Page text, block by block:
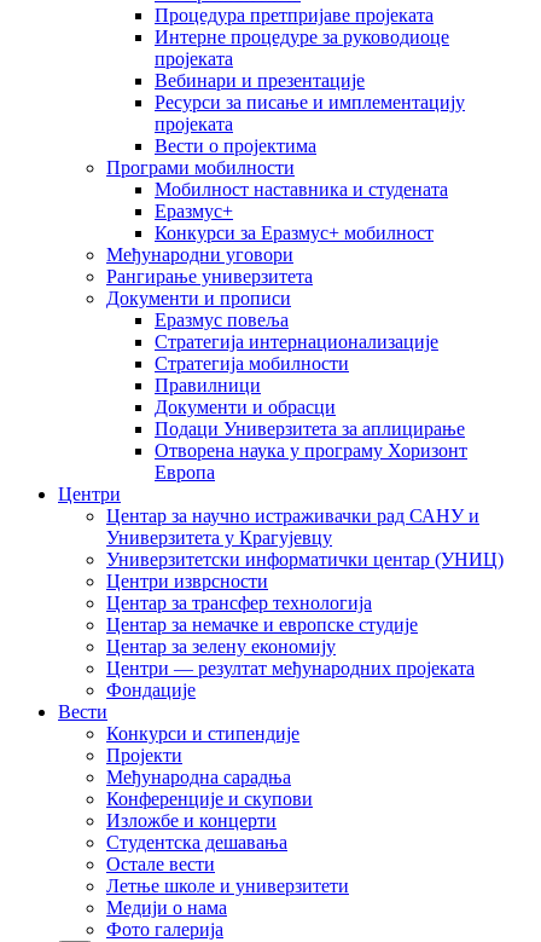
Процедура претпријаве пројеката
Интерне процедуре за руководиоце
пројеката
Вебинари и презентације
Ресурси за писање и имплементацију
пројеката
Вести о пројектима
Програми мобилности
Мобилност наставника и студената
Еразмус+
Конкурси за Еразмус+ мобилност
Међународни уговори
Рангирање универзитета
Документи и прописи
Еразмус повеља
Стратегија интернационализације
Стратегија мобилности
Правилници
Документи и обрасци
Подаци Универзитета за аплицирање
Отворена наука у програму Хоризонт
Европа
Центри
Центар за научно истраживачки рад САНУ и
Универзитета у Крагујевцу
Универзитетски информатички центар (УНИЦ)
Центри изврсности
Центар за трансфер технологија
Центар за немачке и европске студије
Центар за зелену економију
Центри — резултат међународних пројеката
Фондације
Вести
Конкурси и стипендије
Пројекти
Међународна сарадња
Конференције и скупови
Изложбе и концерти
Студентска дешавања
Остале вести
Летње школе и универзитети
Медији о нама
Фото галерија